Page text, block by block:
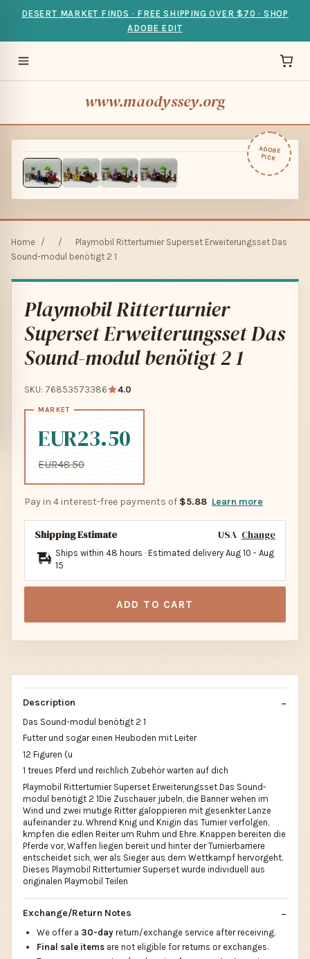
DESERT MARKET FINDS · FREE SHIPPING OVER $70 · SHOP
ADOBE EDIT
www.maodyssey.org
ADOBE
PICK
Home / /
Playmobil Ritterturnier Superset Erweiterungsset Das
Sound-modul benötigt 2 1
Playmobil Ritterturnier
Superset Erweiterungsset Das
Sound-modul benötigt 2 1
SKU: 76853573386 4.0
EUR23.50
EUR48.50
Pay in 4 interest-free payments of $5.88 Learn more
Shipping Estimate USA Change
Ships within 48 hours · Estimated delivery Aug 10 - Aug
15
ADD TO CART
Description
Das Sound-modul benötigt 2 1
Futter und sogar einen Heuboden mit Leiter
12 Figuren (u
1 treues Pferd und reichlich Zubehör warten auf dich
Playmobil Ritterturnier Superset Erweiterungsset Das Sound-
modul benötigt 2 1Die Zuschauer jubeln, die Banner wehen im
Wind und zwei mutige Ritter galoppieren mit gesenkter Lanze
aufeinander zu. Whrend Knig und Knigin das Turnier verfolgen,
kmpfen die edlen Reiter um Ruhm und Ehre. Knappen bereiten die
Pferde vor, Waffen liegen bereit und hinter der Turnierbarriere
entscheidet sich, wer als Sieger aus dem Wettkampf hervorgeht.
Dieses Playmobil Ritterturnier Superset wurde individuell aus
originalen Playmobil Teilen
Exchange/Return Notes
We offer a 30-day return/exchange service after receiving.
Final sale items are not eligible for returns or exchanges.